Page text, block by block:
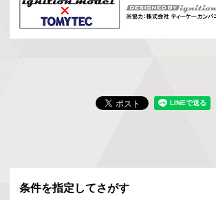
条件を指定してさがす